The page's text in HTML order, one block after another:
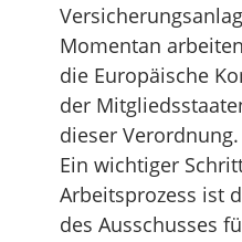
Momentan
die Europäische
der
dieser Verordnung.
Ein wichtiger
Arbeitsprozess ist
des Ausschusses